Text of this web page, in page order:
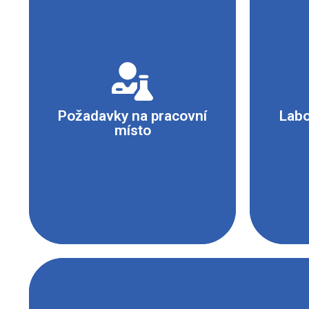
Požadavky na pracovní
místo
- Laboratoř
- Stabilní pracovní stůl
- Přívod plynu
-